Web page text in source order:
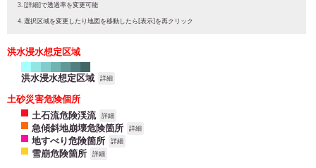
[詳細]で透過率を変更可能
選択区域を変更したり地図を移動したら[表示]を再クリック
洪水浸水想定区域
洪水浸水想定区域 詳細
土砂災害危険個所
土石流危険渓流
詳細
急傾斜地崩壊危険箇所 詳細
地すべり危険箇所 詳細
雪崩危険箇所 詳細